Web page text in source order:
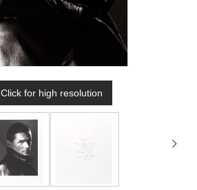
Click for high resolution